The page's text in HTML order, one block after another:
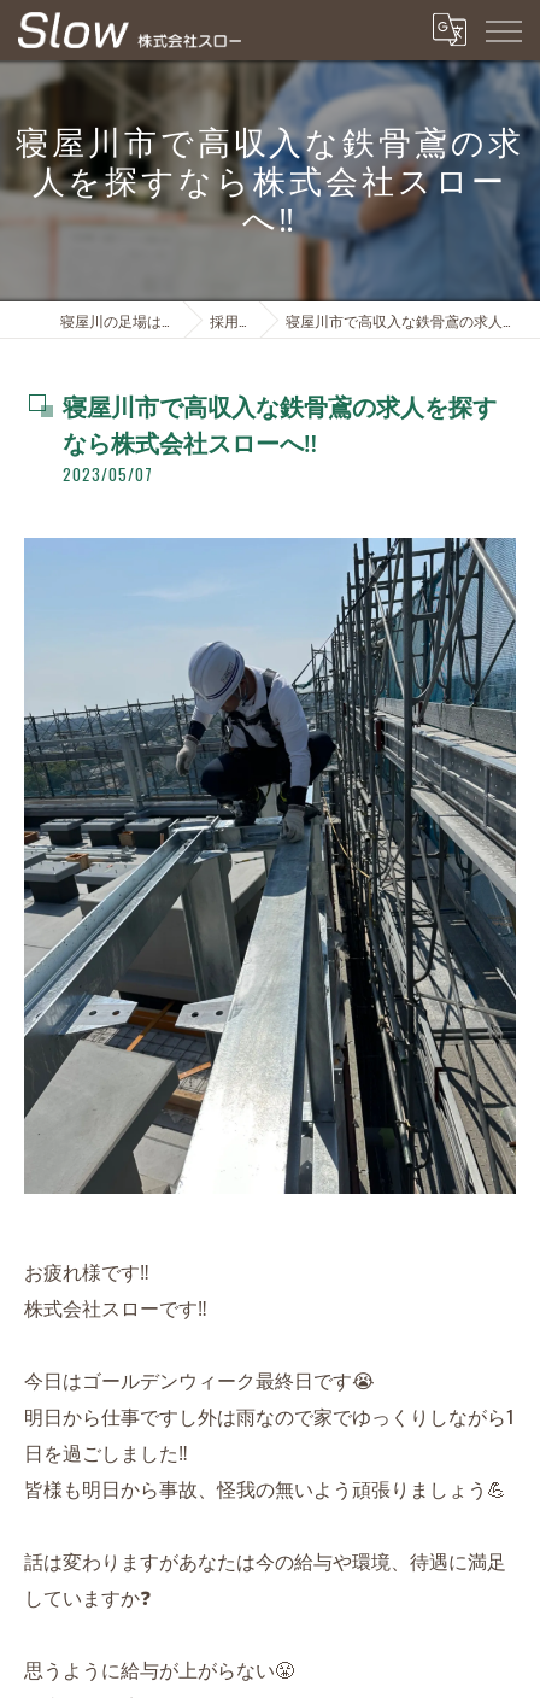
寝屋川市で高収入な鉄骨鳶の求
人を探すなら株式会社スロー
へ‼️
採用ブログ 寝屋川市で高収入な鉄骨鳶の求人を探すなら株式会社スローへ‼️
寝屋川市で高収入な鉄骨鳶の求人を探す
なら株式会社スローへ‼️
2023/05/07
お疲れ様です‼️
株式会社スローです‼️
今日はゴールデンウィーク最終日です😭
明日から仕事ですし外は雨なので家でゆっくりしながら1
日を過ごしました‼️
皆様も明日から事故、怪我の無いよう頑張りましょう💪
話は変わりますがあなたは今の給与や環境、待遇に満足
していますか❓
思うように給与が上がらない😤